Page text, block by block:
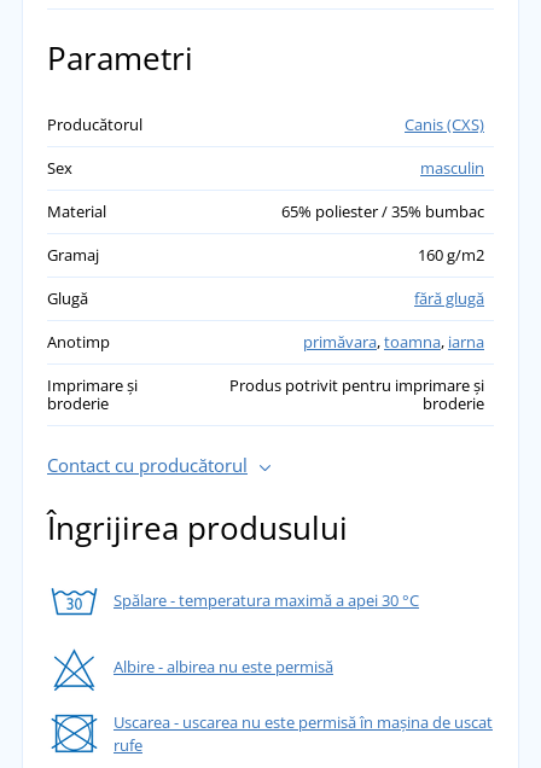
Parametri
Producătorul
Canis (CXS)
Sex
masculin
Material
65% poliester / 35% bumbac
Gramaj
160 g/m2
Glugă
fără glugă
Anotimp
primăvara,toamna, iarna
Imprimare și
broderie
Produs potrivit pentru imprimare și
broderie
Contact cu producătorul
Îngrijirea produsului
Spălare - temperatura maximă a apei 30 °C
Albire - albirea nu este permisă
Uscarea - uscarea nu este permisă în mașina de uscat
rufe